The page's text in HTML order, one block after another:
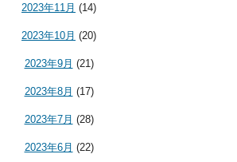
2023年11月 (14)
2023年10月 (20)
2023年9月 (21)
2023年8月 (17)
2023年7月 (28)
2023年6月 (22)